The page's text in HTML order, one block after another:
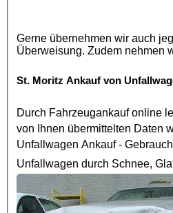
Gerne übernehmen wir auch
St. Moritz Ankauf von
Durch Fahrzeugankauf online
von Ihnen übermittelten Daten
Unfallwagen Ankauf-
Unfallwagen durch Schnee,